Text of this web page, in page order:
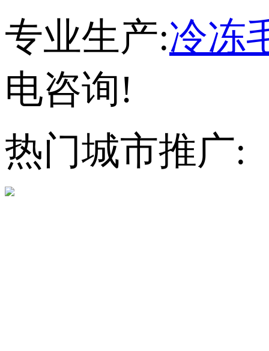
专业生产:冷冻
电咨询!
热门城市推广: